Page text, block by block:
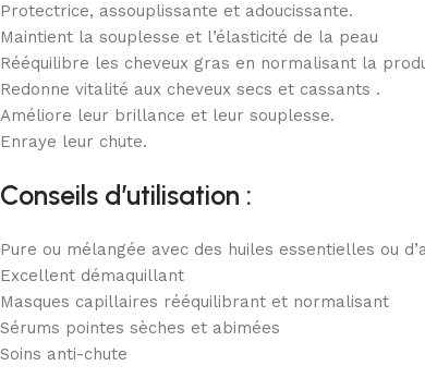
Protectrice, assouplissante et adoucissante.
Maintient la souplesse et l’élasticité de la peau
Rééquilibre les cheveux gras en normalisant la
Redonne vitalité aux cheveux secs et cassants .
Améliore leur brillance et leur souplesse.
Enraye leur chute.
Conseils d’utilisation :
Pure ou mélangée avec des huiles essentielles ou
Excellent démaquillant
Masques capillaires rééquilibrant et normalisant
Sérums pointes sèches et abimées
Soins anti-chute